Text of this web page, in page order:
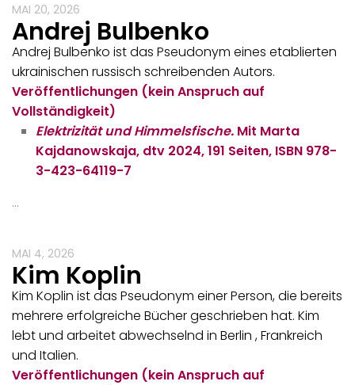
MAI 20, 2026
Andrej Bulbenko
Andrej Bulbenko ist das Pseudonym eines etablierten
ukrainischen russisch schreibenden Autors.
Veröffentlichungen (kein Anspruch auf
Vollständigkeit)
Elektrizität und Himmelsfische. Mit Marta
Kajdanowskaja, dtv 2024, 191 Seiten, ISBN 978-
3-423-64119-7
…
MAI 4, 2026
Kim Koplin
Kim Koplin ist das Pseudonym einer Person, die bereits
mehrere erfolgreiche Bücher geschrieben hat. Kim
lebt und arbeitet abwechselnd in Berlin , Frankreich
und Italien.
Veröffentlichungen (kein Anspruch auf